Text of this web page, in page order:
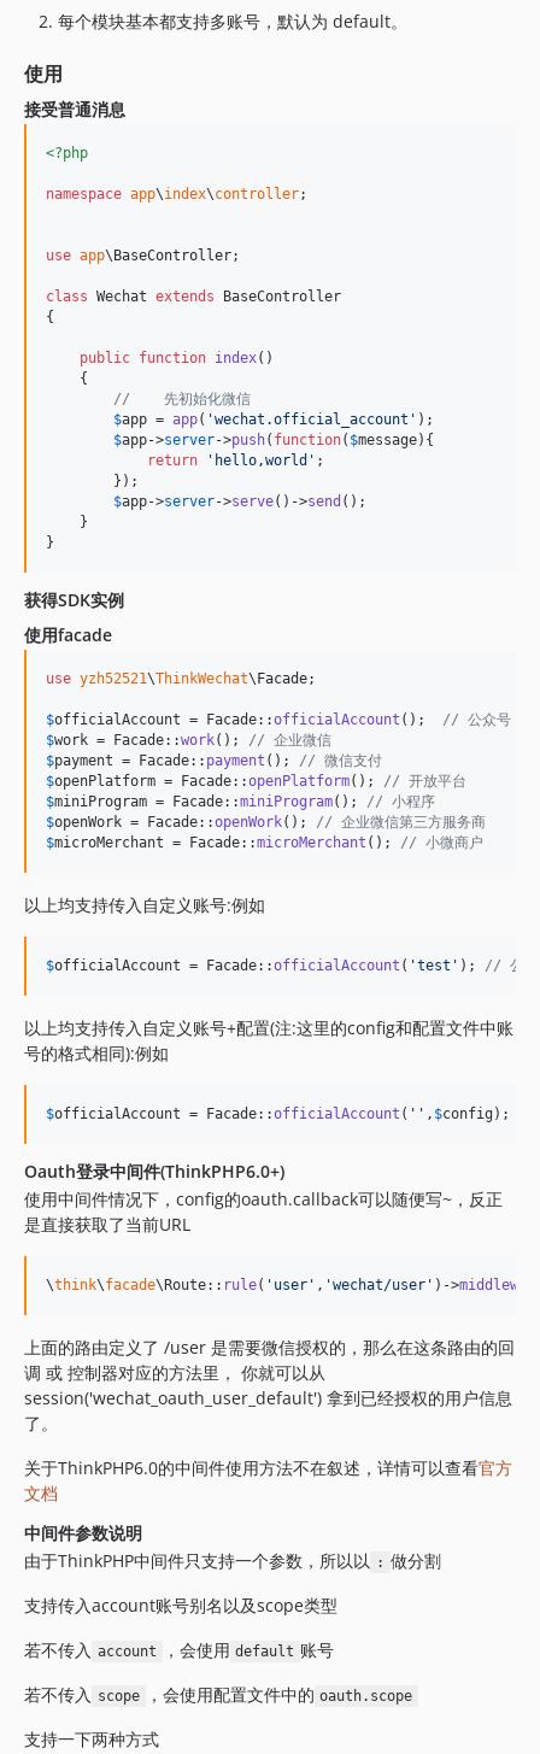
每个模块基本都支持多账号，默认为 default。
使用
接受普通消息
<?php
namespace app\index\controller;
use app\ BaseController;
class Wechat extends BaseController
{
public function index()
    {
//    先初始化微信
$app = app( 'wechat.official_account ' );
$app->server->push( function( $message){
return
' hello,world ' ;
        });
$app->server->serve()->send ();
    }
}
获得SDK实例
使用facade
use yzh52521\ThinkWechat\ Facade;
$officialAccount = Facade::officialAccount (); // 公众号
$work = Facade::work(); // 企业微信
$payment = Facade:: payment (); // 微信支付
$openPlatform = Facade::openPlatform(); // 开放平台
$miniProgram = Facade::miniProgram(); // 小程序
$openWork = Facade::openWork(); // 企业微信第三方服务商
$microMerchant = Facade::microMerchant (); // 小微商户
以上均支持传入自定义账号:例如
$officialAccount = Facade::officialAccount ( 'test ' ); // 公众
以上均支持传入自定义账号+配置(注:这里的config和配置文件中账
号的格式相同):例如
$officialAccount = Facade::officialAccount ( '' , $config );
Oauth登录中间件(ThinkPHP6.0+)
使用中间件情况下，config的oauth.callback可以随便写~，反正
是直接获取了当前URL
\think\facade\Route:: rule( ' user ' , 'wechat/user ' )->
上面的路由定义了 /user 是需要微信授权的，那么在这条路由的回
调 或 控制器对应的方法里， 你就可以从
session('wechat_oauth_user_default') 拿到已经授权的用户信息
了。
关于ThinkPHP6.0的中间件使用方法不在叙述，详情可以查看官方
文档
中间件参数说明
由于ThinkPHP中间件只支持一个参数，所以以 : 做分割
支持传入account账号别名以及scope类型
若不传入 account ，会使用 default 账号
若不传入 scope ，会使用配置文件中的 oauth.scope
支持一下两种方式